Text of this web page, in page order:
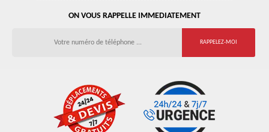
ON VOUS RAPPELLE IMMEDIATEMENT